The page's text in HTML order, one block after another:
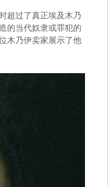
超过了真正埃及木乃
的当代奴隶或罪犯的
木乃伊卖家展示了他